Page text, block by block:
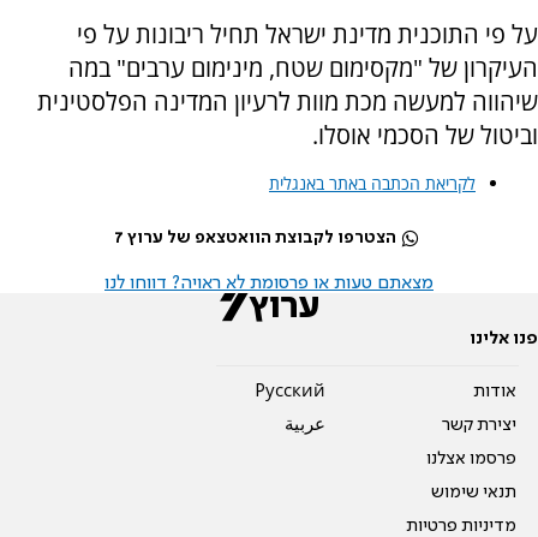
על פי התוכנית מדינת ישראל תחיל ריבונות על פי
העיקרון של "מקסימום שטח, מינימום ערבים" במה
שיהווה למעשה מכת מוות לרעיון המדינה הפלסטינית
וביטול של הסכמי אוסלו.
לקריאת הכתבה באתר באנגלית
הצטרפו לקבוצת הוואטצאפ של ערוץ 7
מצאתם טעות או פרסומת לא ראויה? דווחו לנו
פנו אלינו
אודות
יצירת קשר
פרסמו אצלנו
תנאי שימוש
מדיניות פרטיות
Pусский
عربية